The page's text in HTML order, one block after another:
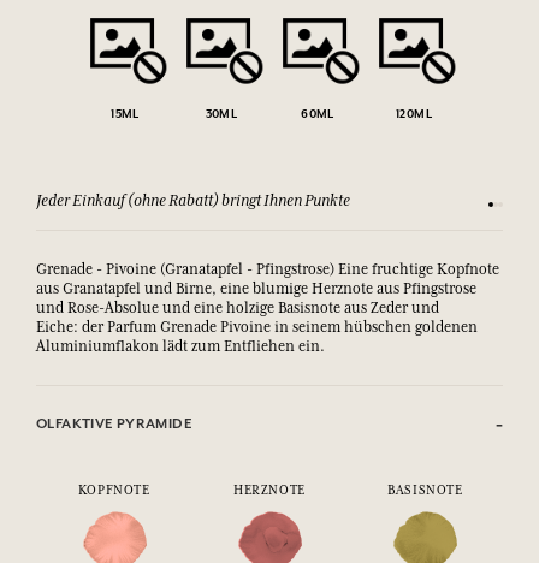
15ML 30ML 60ML 120ML
Jeder Einkauf (ohne Rabatt) bringt Ihnen Punkte Sehen
Grenade - Pivoine (Granatapfel - Pfingstrose) Eine fruchtige Kopfnote
aus Granatapfel und Birne, eine blumige Herznote aus Pfingstrose
und Rose-Absolue und eine holzige Basisnote aus Zeder und
Eiche: der Parfum Grenade Pivoine in seinem hübschen goldenen
Aluminiumflakon lädt zum Entfliehen ein.
OLFAKTIVE PYRAMIDE
KOPFNOTE HERZNOTE BASISNOTE